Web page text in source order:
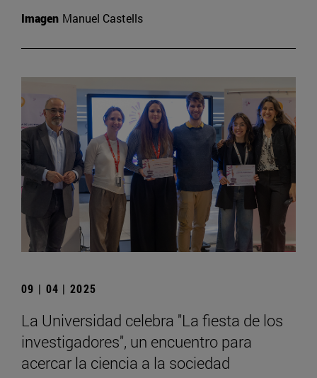
Imagen Manuel Castells
09 | 04 | 2025
La Universidad celebra "La fiesta de los
investigadores", un encuentro para
acercar la ciencia a la sociedad